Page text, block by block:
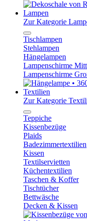
Lampen
Zur Kategorie
Tischlampen
Stehlampen
Hängelampen
Lampenschirme
Lampenschirme
Textilien
Zur Kategorie
Teppiche
Kissenbezüge
Plaids
Badezimmertextilien
Kissen
Textilservietten
Küchentextilien
Taschen & Koffer
Tischtücher
Bettwäsche
Decken & Kissen